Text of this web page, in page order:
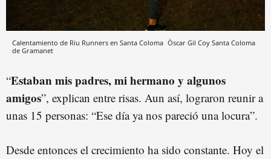
Calentamiento de Riu Runners en Santa Coloma Òscar Gil Coy Santa Coloma
de Gramanet
“Estaban mis padres, mi hermano y algunos
amigos”, explican entre risas. Aun así, lograron reunir a
unas 15 personas: “Ese día ya nos pareció una locura”.
Desde entonces el crecimiento ha sido constante. Hoy el